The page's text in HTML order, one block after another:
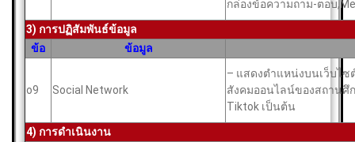
กล่องข้อความถาม-ตอบ
3) การปฏิสัมพันธ์ข้อมูล
ข้อ
ข้อมูล
o9 Social Network
– แสดงตำแหน่งบนเว็บไซ
สังคมออนไลน์ของสถานศึ
Tiktok เป็นต้น
4) การดำเนินงาน